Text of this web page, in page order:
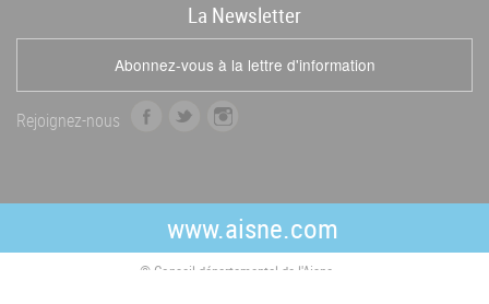
La Newsletter
Abonnez-vous à la lettre d'information
Rejoignez-nous
b
o
t
e
r
a
g
r
www.aisne.com
© Conseil départemental de l'Aisne